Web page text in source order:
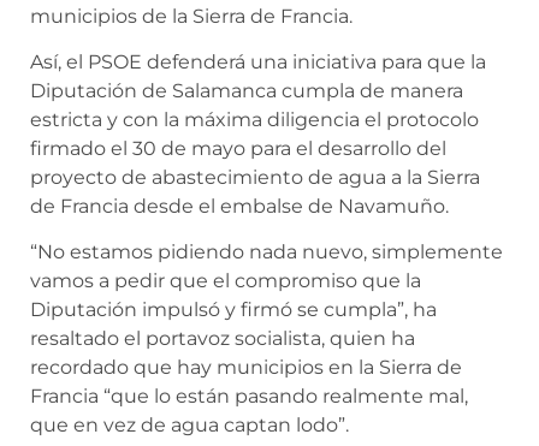
municipios de la Sierra de Francia.
Así, el PSOE defenderá una iniciativa para que la
Diputación de Salamanca cumpla de manera
estricta y con la máxima diligencia el protocolo
firmado el 30 de mayo para el desarrollo del
proyecto de abastecimiento de agua a la Sierra
de Francia desde el embalse de Navamuño.
“No estamos pidiendo nada nuevo, simplemente
vamos a pedir que el compromiso que la
Diputación impulsó y firmó se cumpla”, ha
resaltado el portavoz socialista, quien ha
recordado que hay municipios en la Sierra de
Francia “que lo están pasando realmente mal,
que en vez de agua captan lodo”.